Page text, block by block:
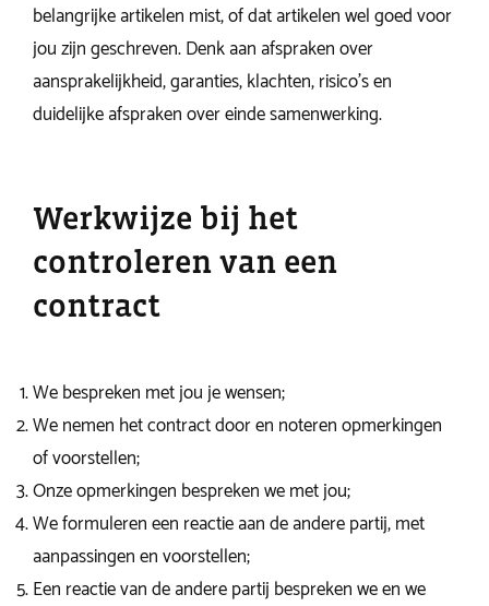
belangrijke artikelen mist, of dat artikelen wel goed voor
jou zijn geschreven. Denk aan afspraken over
aansprakelijkheid, garanties, klachten, risico’s en
duidelijke afspraken over einde samenwerking.
Werkwijze bij het
controleren van een
contract
We bespreken met jou je wensen;
We nemen het contract door en noteren opmerkingen
of voorstellen;
Onze opmerkingen bespreken we met jou;
We formuleren een reactie aan de andere partij, met
aanpassingen en voorstellen;
Een reactie van de andere partij bespreken we en we